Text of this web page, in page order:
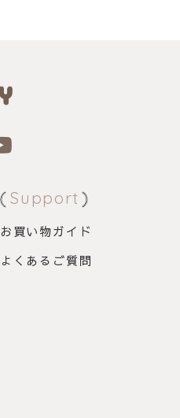
Support
お買い物ガイド
よくあるご質問